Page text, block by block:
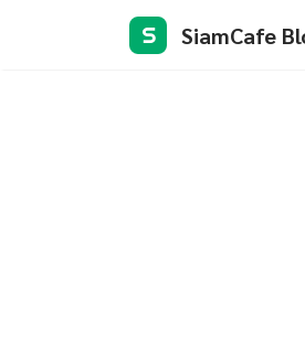
S SiamCafe